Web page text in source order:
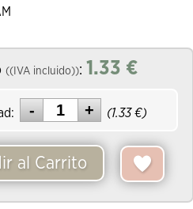
((IVA incluido)): 1.33 €
(1.33€)
al Carrito